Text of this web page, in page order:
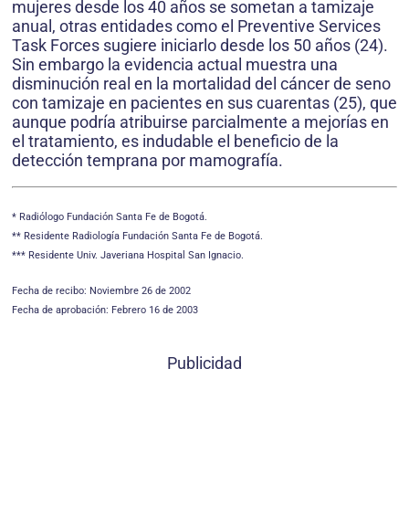
mujeres desde los 40 años se sometan a tamizaje
anual, otras entidades como el Preventive Services
Task Forces sugiere iniciarlo desde los 50 años (24).
Sin embargo la evidencia actual muestra una
disminución real en la mortalidad del cáncer de seno
con tamizaje en pacientes en sus cuarentas (25), que
aunque podría atribuirse parcialmente a mejorías en
el tratamiento, es indudable el beneficio de la
detección temprana por mamografía.
* Radiólogo Fundación Santa Fe de Bogotá.
** Residente Radiología Fundación Santa Fe de Bogotá.
*** Residente Univ. Javeriana Hospital San Ignacio.
Fecha de recibo: Noviembre 26 de 2002
Fecha de aprobación: Febrero 16 de 2003
Publicidad